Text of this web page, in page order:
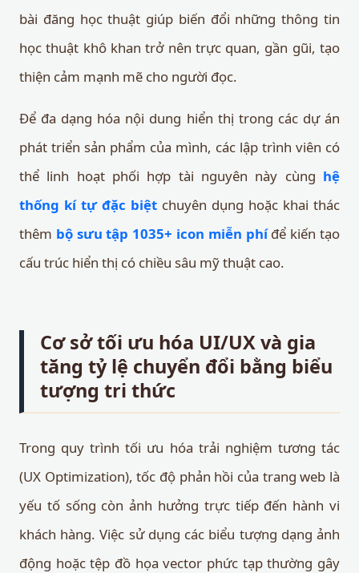
bài đăng học thuật giúp biến đổi những thông tin
học thuật khô khan trở nên trực quan, gần gũi, tạo
thiện cảm mạnh mẽ cho người đọc.
Để đa dạng hóa nội dung hiển thị trong các dự án
phát triển sản phẩm của mình, các lập trình viên có
thể linh hoạt phối hợp tài nguyên này cùng hệ
thống kí tự đặc biệt chuyên dụng hoặc khai thác
thêm bộ sưu tập 1035+ icon miễn phíđể kiến tạo
cấu trúc hiển thị có chiều sâu mỹ thuật cao.
Cơ sở tối ưu hóa UI/UX và gia
tăng tỷ lệ chuyển đổi bằng biểu
tượng tri thức
Trong quy trình tối ưu hóa trải nghiệm tương tác
(UX Optimization), tốc độ phản hồi của trang web là
yếu tố sống còn ảnh hưởng trực tiếp đến hành vi
khách hàng. Việc sử dụng các biểu tượng dạng ảnh
động hoặc tệp đồ họa vector phức tạp thường gây